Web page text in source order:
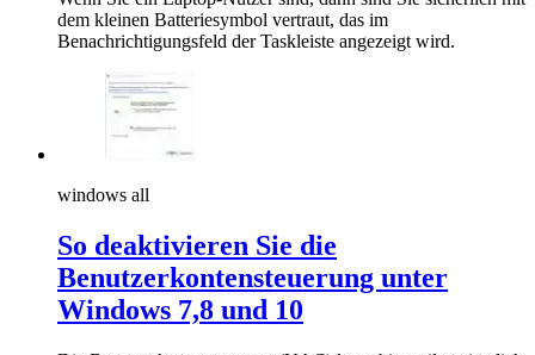
dem kleinen Batteriesymbol vertraut, das im
Benachrichtigungsfeld der Taskleiste angezeigt wird.
windows all
So deaktivieren Sie die
Benutzerkontensteuerung unter
Windows 7,8 und 10